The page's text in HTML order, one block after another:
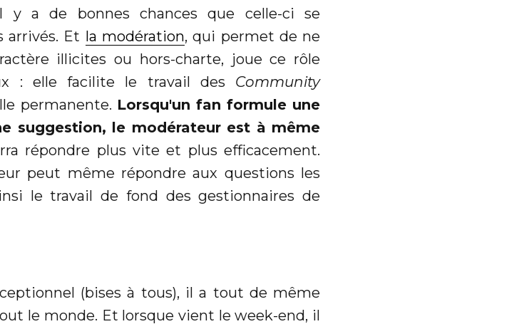
y a de bonnes chances que celle-ci se
arrivés. Et la modération, qui permet de ne
illicites ou hors-charte, joue ce rôle
: elle facilite le travail des Community
permanente. Lorsqu'un fan formule une
suggestion, le modérateur est à même
répondre plus vite et plus efficacement.
peut même répondre aux questions les
le travail de fond des gestionnaires de
(bises à tous), il a tout de même
le monde. Et lorsque vient le week-end, il